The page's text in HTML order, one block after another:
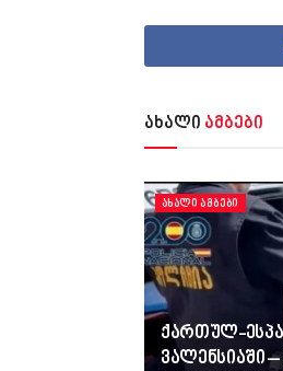
ახალი ამბები
ᲐᲮᲐᲚᲘ ᲐᲛᲑᲔᲑᲘ
ქართულ-
ვალენსიაში